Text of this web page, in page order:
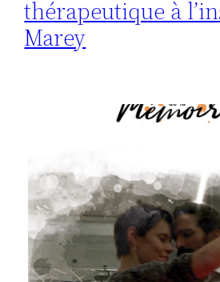
thérapeutique à
Marey